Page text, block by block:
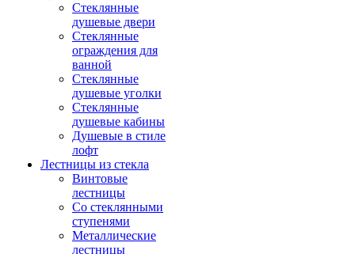
Стеклянные
душевые двери
Стеклянные
ограждения для
ванной
Стеклянные
душевые уголки
Стеклянные
душевые кабины
Душевые в стиле
лофт
Лестницы из стекла
Винтовые
лестницы
Со стеклянными
ступенями
Металлические
лестницы